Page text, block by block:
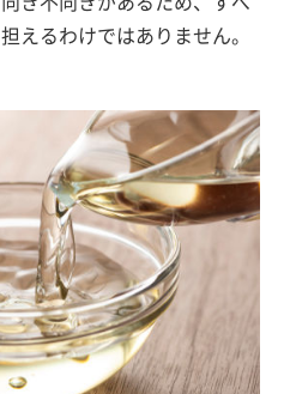
えるわけではありません。